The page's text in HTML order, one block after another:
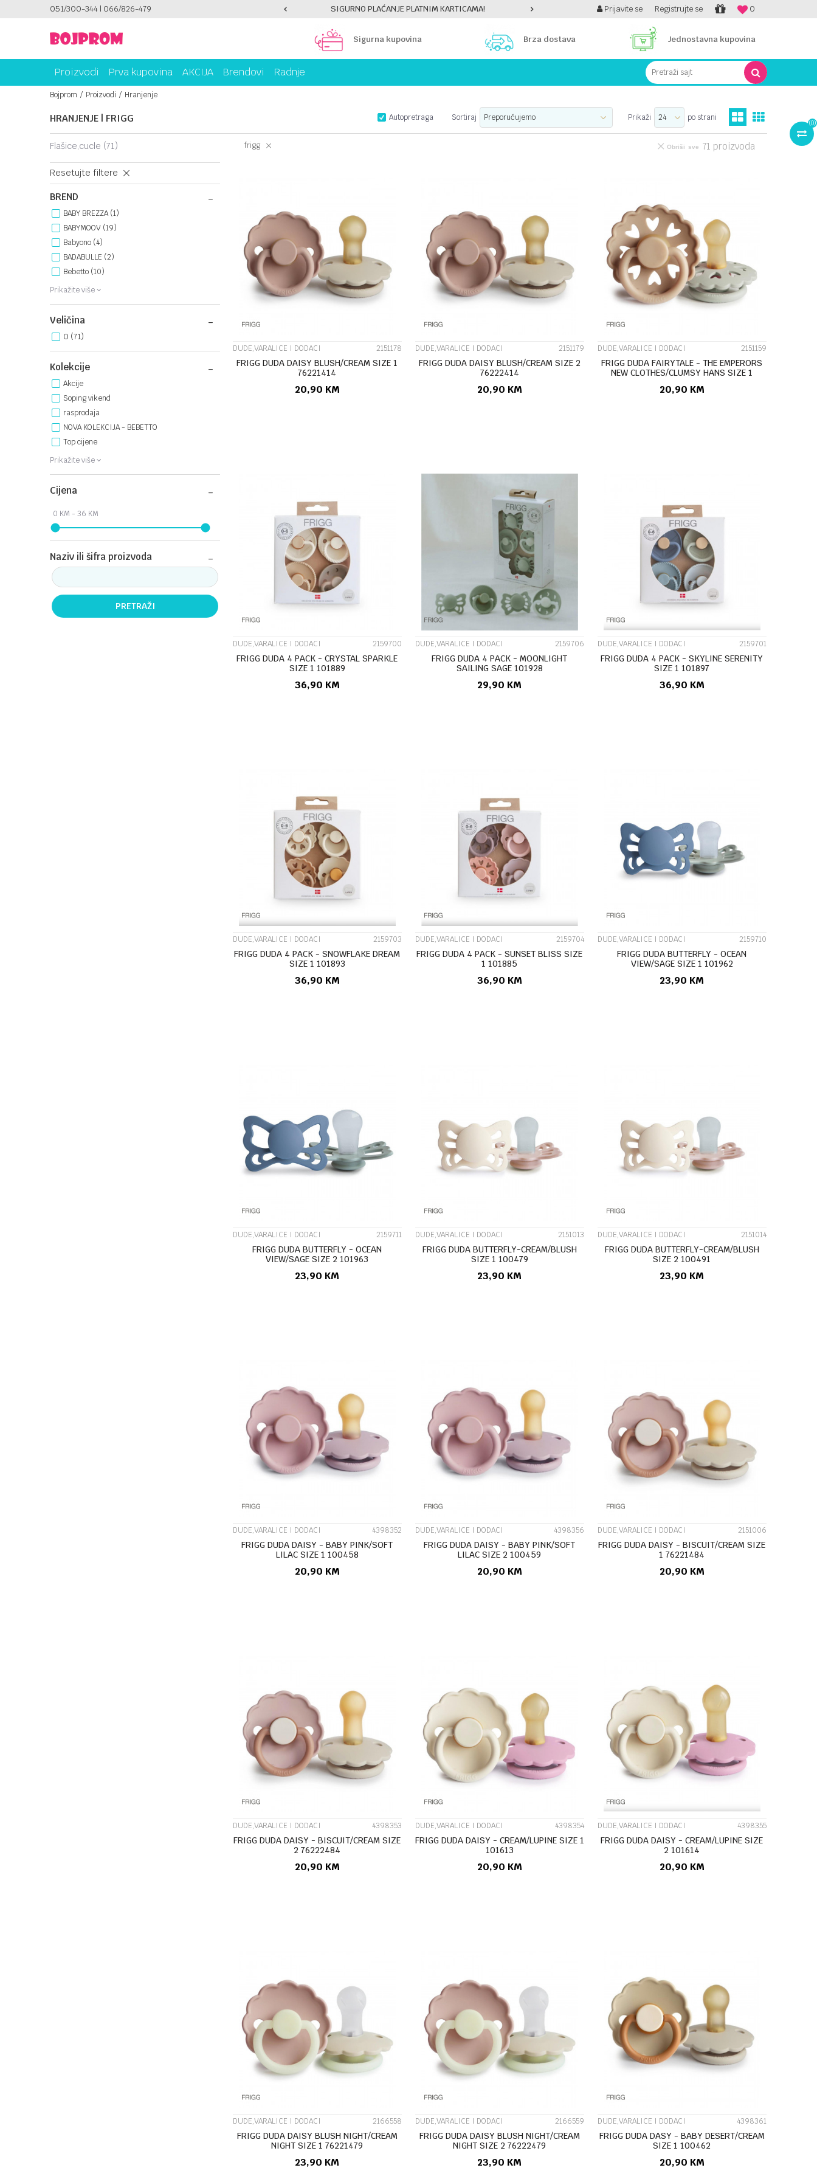
051/300-344 | 066/826-479SIGURNO PLAĆANJE PLATNIM KARTICAMA! PLATI UNICREDIT KARTICOM NA RATE! 0
Prijavite se Registrujte se
Sigurna kupovina Brza dostava Jednostavna kupovina
Proizvodi Prva kupovina AKCIJA Brendovi Radnje Pretraži sajt
(0)
Bojprom Proizvodi Hranjenje
HRANJENJE | FRIGG Autopretraga Sortiraj Prikaži po strani
flašice,cucle (71)
Resetujte filtere
BREND
BABY BREZZA (1)
BABYMOOV (19)
Babyono (4)
BADABULLE (2)
Bebetto (10)
Prikažite više
Veličina
0 (71)
Kolekcije
Akcije
Soping vikend
rasprodaja
NOVA KOLEKCIJA - BEBETTO
Top cijene
Prikažite više
Cijena
Naziv ili šifra proizvoda
PRETRAŽI
frigg 71 proizvoda
Obriši sve
UPOREDI
DUDE,VARALICE I DODACI 2151178
FRIGG DUDA DAISY BLUSH/CREAM SIZE 1
76221414
20,90 KM
UPOREDI
DUDE,VARALICE I DODACI 2151179
FRIGG DUDA DAISY BLUSH/CREAM SIZE 2
76222414
20,90 KM
UPOREDI
DUDE,VARALICE I DODACI 2151159
FRIGG DUDA FAIRYTALE - THE EMPERORS
NEW CLOTHES/CLUMSY HANS SIZE 1
20,90 KM
UPOREDI
DUDE,VARALICE I DODACI 2159700
FRIGG DUDA 4 PACK - CRYSTAL SPARKLE
SIZE 1 101889
36,90 KM
UPOREDI
DUDE,VARALICE I DODACI 2159706
FRIGG DUDA 4 PACK - MOONLIGHT
SAILING SAGE 101928
29,90 KM
UPOREDI
DUDE,VARALICE I DODACI 2159701
FRIGG DUDA 4 PACK - SKYLINE SERENITY
SIZE 1 101897
36,90 KM
UPOREDI
DUDE,VARALICE I DODACI 2159703
FRIGG DUDA 4 PACK - SNOWFLAKE DREAM
SIZE 1 101893
36,90 KM
UPOREDI
DUDE,VARALICE I DODACI 2159704
FRIGG DUDA 4 PACK - SUNSET BLISS SIZE
1 101885
36,90 KM
UPOREDI
DUDE,VARALICE I DODACI 2159710
FRIGG DUDA BUTTERFLY - OCEAN
VIEW/SAGE SIZE 1 101962
23,90 KM
UPOREDI
DUDE,VARALICE I DODACI 2159711
FRIGG DUDA BUTTERFLY - OCEAN
VIEW/SAGE SIZE 2 101963
23,90 KM
UPOREDI
DUDE,VARALICE I DODACI 2151013
FRIGG DUDA BUTTERFLY-CREAM/BLUSH
SIZE 1 100479
23,90 KM
UPOREDI
DUDE,VARALICE I DODACI 2151014
FRIGG DUDA BUTTERFLY-CREAM/BLUSH
SIZE 2 100491
23,90 KM
UPOREDI
DUDE,VARALICE I DODACI 4398352
FRIGG DUDA DAISY - BABY PINK/SOFT
LILAC SIZE 1 100458
20,90 KM
UPOREDI
DUDE,VARALICE I DODACI 4398356
FRIGG DUDA DAISY - BABY PINK/SOFT
LILAC SIZE 2 100459
20,90 KM
UPOREDI
DUDE,VARALICE I DODACI 2151006
FRIGG DUDA DAISY - BISCUIT/CREAM SIZE
1 76221484
20,90 KM
UPOREDI
DUDE,VARALICE I DODACI 4398353
FRIGG DUDA DAISY - BISCUIT/CREAM SIZE
2 76222484
20,90 KM
UPOREDI
DUDE,VARALICE I DODACI 4398354
FRIGG DUDA DAISY - CREAM/LUPINE SIZE 1
101613
20,90 KM
UPOREDI
DUDE,VARALICE I DODACI 4398355
FRIGG DUDA DAISY - CREAM/LUPINE SIZE
2 101614
20,90 KM
UPOREDI
DUDE,VARALICE I DODACI 2166558
FRIGG DUDA DAISY BLUSH NIGHT/CREAM
NIGHT SIZE 1 76221479
23,90 KM
UPOREDI
DUDE,VARALICE I DODACI 2166559
FRIGG DUDA DAISY BLUSH NIGHT/CREAM
NIGHT SIZE 2 76222479
23,90 KM
UPOREDI
DUDE,VARALICE I DODACI 4398361
FRIGG DUDA DASY - BABY DESERT/CREAM
SIZE 1 100462
20,90 KM